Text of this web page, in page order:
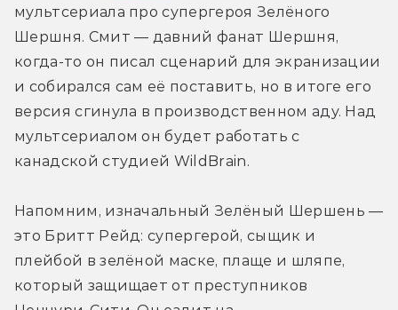
мультсериала про супергероя Зелёного
Шершня. Смит — давний фанат Шершня,
когда-то он писал сценарий для экранизации
и собирался сам её поставить, но в итоге его
версия сгинула в производственном аду. Над
мультсериалом он будет работать с
канадской студией WildBrain.
Напомним, изначальный Зелёный Шершень —
это Бритт Рейд: супергерой, сыщик и
плейбой в зелёной маске, плаще и шляпе,
который защищает от преступников